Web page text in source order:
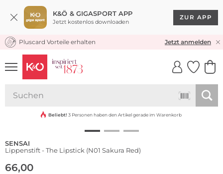
K&Ö & GIGASPORT APP
Jetzt kostenlos downloaden
ZUR APP
KOSTENLOSER VERSAND* & RÜCKVERSAND
Pluscard Vorteile erhalten Jetzt anmelden
UNSERE APP
CLICK &
Beliebt! 3 Personen haben den Artikel gerade im Warenkorb
SENSAI
Lippenstift - The Lipstick (N01 Sakura Red)
66,00